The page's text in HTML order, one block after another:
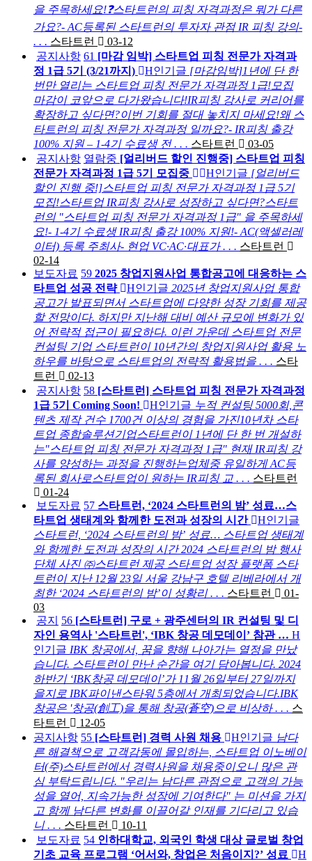
을 주목하세요!❓스타트런의 피칭 자격과정은 뭐가 다른
가요?- AC등록된 스타트런의 투자자 관점 IR 피칭 강의-
. . . 스타트런
03-12
공지사항 61 [마감 임박] 스타트업 피칭 전문가 자격과
정 1급 5기 (3/21까지)
H인기글 [마감임박]1년에 단 한
번만 열리는 스타트업 피칭 전문가 자격과정 1급!모집
마감이 코앞으로 다가왔습니다!IR피칭 강사로 커리어를
확장하고 싶다면?이번 기회를 절대 놓치지 마세요!왜 스
타트런의 피칭 전문가 자격과정 일까요?- IR피칭 출강
100% 지원 – 1-4기 수료생 전 . . . 스타트런
03-05
공지사항 열람중 [얼리버드 할인 진행중] 스타트업 피칭
전문가 자격과정 1급 5기 모집중
H인기글 [얼리버드
할인 진행 중!]스타트업 피칭 전문가 자격과정 1급 5기
모집!스타트업 IR피칭 강사로 성장하고 싶다면?스타트
런의 "스타트업 피칭 전문가 자격과정 1급" 을 주목하세
요!- 1-4기 수료생 IR피칭 출강 100% 지원!- AC(액셀러레
이터) 등록 주최사- 현업 VC·AC·대표가 . . . 스타트런
02-14
보도자료 59 2025 창업지원사업 통합공고에 대응하는 스
타트업 성공 전략
H인기글 2025년 창업지원사업 통합
공고가 발표되면서 스타트업에 다양한 성장 기회를 제공
할 전망이다. 하지만 지난해 대비 예산 규모에 변화가 있
어 전략적 접근이 필요하다. 이런 가운데 스타트업 전문
컨설팅 기업 스타트런이 10년간의 창업지원사업 활용 노
하우를 바탕으로 스타트업의 전략적 활용법을 . . . 스타
트런
02-13
공지사항 58 [스타트런] 스타트업 피칭 전문가 자격과정
1급 5기 Coming Soon!
H인기글 누적 컨설팅 5000회,콘
텐츠 제작 건수 1700건 이상의 경험을 가진10년차 스타
트업 종합솔루션기업스타트런이 1년에 단 한 번 개설하
는"스타트업 피칭 전문가 자격과정 1급" 현재 IR피칭 강
사를 양성하는 과정을 진행하는업체중 유일하게 AC등
록된 회사로스타트업이 원하는 IR피칭 교 . . . 스타트런
01-24
보도자료 57 스타트런, ‘2024 스타트런의 밤’ 성료…스
타트업 생태계와 함께한 도전과 성장의 시간
H인기글
스타트런, ‘2024 스타트런의 밤’ 성료… 스타트업 생태계
와 함께한 도전과 성장의 시간 2024 스타트런의 밤 행사
단체 사진 ㈜스타트런 제공 스타트업 성장 플랫폼 스타
트런이 지난 12월 23일 서울 강남구 호텔 리베라에서 개
최한 ‘2024 스타트런의 밤’이 성황리 . . . 스타트런
01-
03
공지
56 [스타트런] 구로 + 광주센터의 IR 컨설팅 및 디
자인 용역사 '스타트런', ‘IBK 창공 데모데이’ 참관 … H
인기글 IBK 창공에서, 꿈을 향해 나아가는 열정을 만났
습니다. 스타트런이 만난 순간을 여기 담아봅니다. 2024
하반기 ‘IBK창공 데모데이’가 11월 26일부터 27일까지
을지로 IBK파이낸스타워 5층에서 개최되었습니다.IBK
창공은 '창공(創工)을 통해 창공(蒼空)으로 비상하 . . . 스
타트런
12-05
공지사항 55 [스타트런] 경력 사원 채용 H인기글 남다
른 해결책으로 고객감동에 몰입하는, 스타트업 이노베이
터(주)스타트런에서 경력사원을 채용중이오니 많은 관
심 부탁드립니다. "우리는 남다른 관점으로 고객의 가능
성을 열어, 지속가능한 성장에 기여한다" 는 미션을 가지
고 함께 남다른 변화를 이끌어갈 인재를 기다리고 있습
니 . . . 스타트런
10-11
보도자료 54 인하대학교, 외국인 학생 대상 글로벌 창업
기초 교육 프로그램 ‘어서와, 창업은 처음이지?’ 성료
H